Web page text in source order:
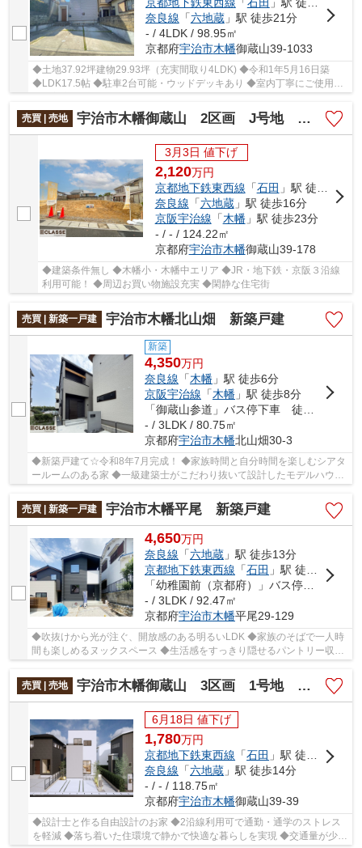
奈良線 「六地蔵」駅 徒歩21分
- / 4LDK / 98.95㎡
京都府宇治市木幡御蔵山39-1033
◆土地37.92坪建物29.93坪（充実間取り4LDK) ◆令和1年5月16日築
◆LDK17.5帖 ◆駐車2台可能・ウッドデッキあり ◆室内丁寧にご使用で
す・美宅です ぜひお気軽にご内覧くださいませ!!
売買 | 売地
宇治市木幡御蔵山 2区画 J号地 建築条件無し
3月3日 値下げ
2,120万円
京都地下鉄東西線 「石田 」駅 徒歩14分
奈良線 「六地蔵」駅 徒歩16分
京阪宇治線 「木幡」駅 徒歩23分
- / - / 124.22㎡
京都府宇治市木幡御蔵山39-178
◆建築条件無し ◆木幡小・木幡中エリア ◆JR・地下鉄・京阪３沿線
利用可能！ ◆周辺お買い物施設充実 ◆閑静な住宅街
売買 | 新築一戸建 宇治市木幡北山畑 新築戸建
新築
4,350万円
奈良線 「木幡」駅 徒歩6分
京阪宇治線 「木幡」駅 徒歩8分
- / 3LDK / 80.75㎡
京都府宇治市木幡北山畑30-3
◆新築戸建て☆令和8年7月完成！ ◆家族時間と自分時間を楽しむシアタ
ールームのある家 ◆一級建築士がこだわり抜いて設計したモデルハウス
◆JR木幡駅まで徒歩6分、京阪木幡駅まで徒歩8分...
売買 | 新築一戸建
宇治市木幡平尾 新築戸建
4,650万円
奈良線 「六地蔵」駅 徒歩13分
京都地下鉄東西線 「石田 」駅 徒歩14分
「幼稚園前（京都府）」バス停下車 徒歩3分
- / 3LDK / 92.47㎡
京都府宇治市木幡平尾29-129
◆吹抜けから光が注ぐ、開放感のある明るいLDK ◆家族のそばで一人時
間も楽しめるヌックスペース ◆生活感をすっきり隠せるパントリー収納
売買 | 売地
宇治市木幡御蔵山 3区画 1号地 売土地 建築条件付き
6月18日 値下げ
1,780万円
京都地下鉄東西線 「石田 」駅 徒歩14分
奈良線 「六地蔵 」駅 徒歩14分
- / - / 118.75㎡
京都府宇治市木幡御蔵山39-39
◆設計士と作る自由設計のお家 ◆2沿線利用可で通勤・通学のストレス
を軽減 ◆落ち着いた住環境で静かで快適な暮らしを実現 ◆交通量が少な